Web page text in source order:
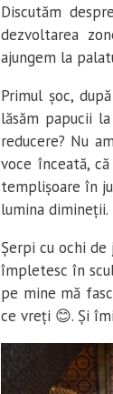
Discutăm
dezvoltarea
ajungem la
Primul șoc,
lăsăm papucii
reducere? Nu
voce înceată,
templișoare în
lumina dimineții.
Șerpi cu ochi
împletesc în
pe mine mă
ce vreți 😊. Și